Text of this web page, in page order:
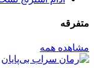
متفرقه
مشاهده همه